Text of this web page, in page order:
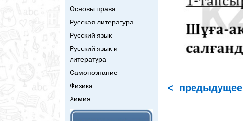
Основы права
Русская литература
Русский язык
Русский язык и
литература
Самопознание
Физика
Химия
< предыдущее